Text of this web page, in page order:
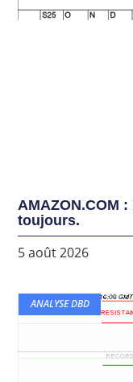
AMAZON.COM
toujours.
5 août 2026
ANALYSE DBD